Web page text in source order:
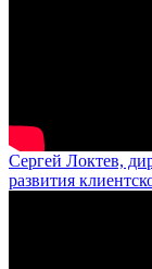
Сергей Локтев,
развития